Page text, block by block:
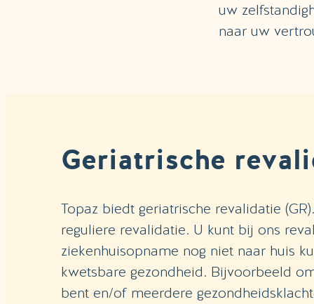
uw
naar uw
Geriatrische
Topaz biedt geriatrische revalidatie
reguliere revalidatie. U kunt bij ons
ziekenhuisopname nog niet naar huis
kwetsbare gezondheid. Bijvoorbeeld
bent en/of meerdere